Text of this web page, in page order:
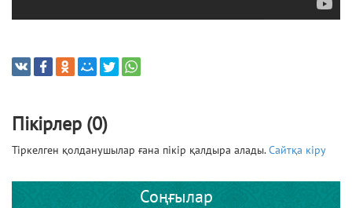
Пікірлер (0)
Тіркелген қолданушылар ғана пікір қалдыра алады.Сайтқа кіру
Соңғылар